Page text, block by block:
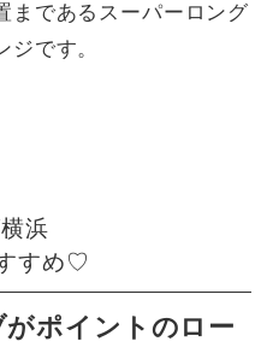
まであるスーパーロング
ジです。
浜
すめ♡
ポイントのロー